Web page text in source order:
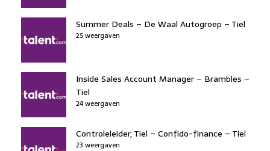
Summer Deals – De Waal Autogroep – Tiel
25 weergaven
Inside Sales Account Manager – Brambles –
Tiel
24 weergaven
Controleleider, Tiel – Confido-finance – Tiel
23 weergaven